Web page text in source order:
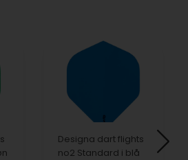
Designa dart flights
no2 Standard i blå